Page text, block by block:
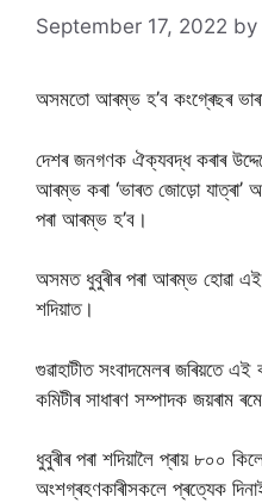
September 17, 2022 by
অসমতো আৰম্ভ হ’ব কংগ্ৰেছৰ
দেশৰ জনগণক ঐক্যবদ্ধ কৰাৰ
আৰম্ভ কৰা ‘ভাৰত জোড়ো যাত্ৰা’
পৰা আৰম্ভ হ’ব।
অসমত ধুবুৰীৰ পৰা আৰম্ভ হোৱা
শদিয়াত।
গুৱাহাটীত সংবাদমেলৰ জৰিয়তে
কমিটীৰ সাধাৰণ সম্পাদক জয়ৰাম
ধুবুৰীৰ পৰা শদিয়ালৈ প্ৰায় ৮০০
অংশগ্ৰহণকাৰীসকলে প্ৰত্যেক